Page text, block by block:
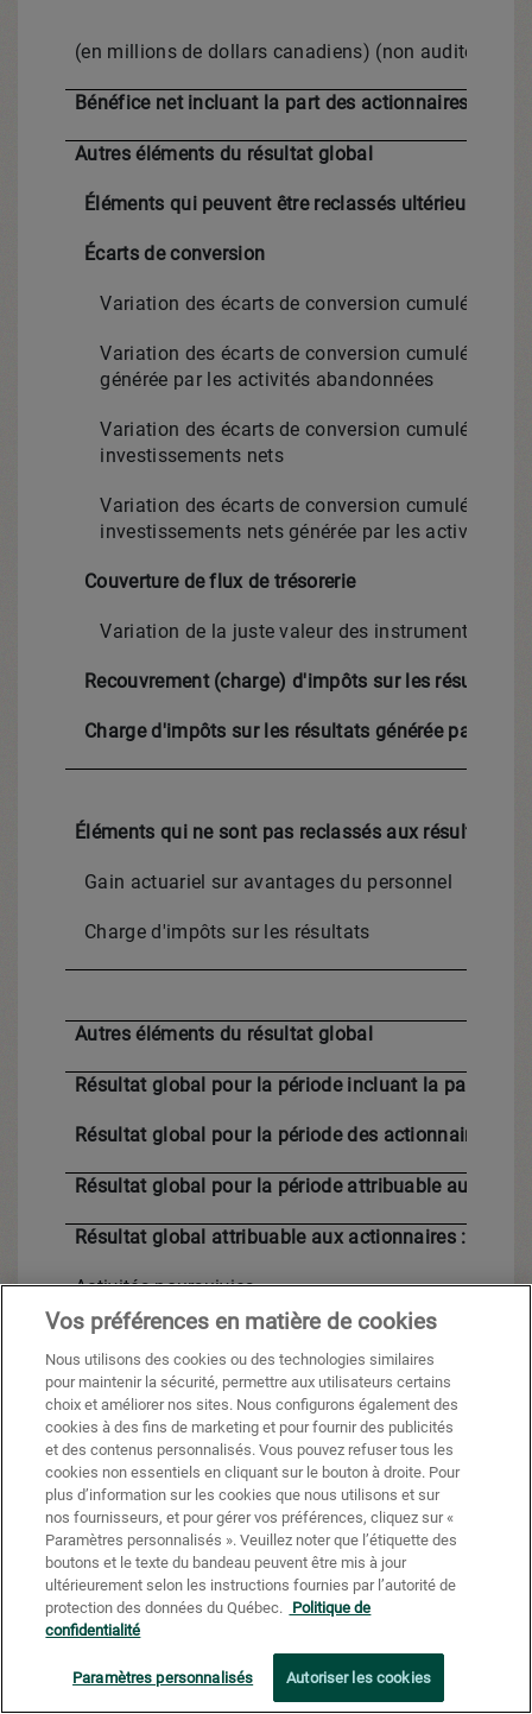
(en millions de dollars canadiens) (non audités)
Bénéfice net incluant la part des actionnaires sans
Autres éléments du résultat global
Éléments qui peuvent être reclassés
Écarts de conversion
Variation des écarts de conversion cumulés des
Variation des écarts de conversion cumulés des
générée par les activités abandonnées
Variation des écarts de conversion cumulés
investissements nets
Variation des écarts de conversion cumulés
investissements nets générée par les activités
Couverture de flux de trésorerie
Variation de la juste valeur des instruments
Recouvrement (charge) d'impôts sur les résultats
Charge d'impôts sur les résultats générée par les
Éléments qui ne sont pas reclassés aux résultats
Gain actuariel sur avantages du personnel
Charge d'impôts sur les résultats
Autres éléments du résultat global
Résultat global pour la période incluant la part des
Résultat global pour la période des actionnaires
Résultat global pour la période attribuable aux
Résultat global attribuable aux actionnaires :
Activités poursuivies
Activités abandonnées
Résultat global
ÉTATS CONSOLIDÉS DES CAPITAUX
PROPRES
(en millions de dollars canadiens) (non audités)
Vos préférences en matière de cookies
Nous utilisons des cookies ou des technologies similaires
pour maintenir la sécurité, permettre aux utilisateurs certains
choix et améliorer nos sites. Nous configurons également des
cookies à des fins de marketing et pour fournir des publicités
et des contenus personnalisés. Vous pouvez refuser tous les
cookies non essentiels en cliquant sur le bouton à droite. Pour
plus d’information sur les cookies que nous utilisons et sur
nos fournisseurs, et pour gérer vos préférences, cliquez sur «
Paramètres personnalisés ». Veuillez noter que l’étiquette des
boutons et le texte du bandeau peuvent être mis à jour
ultérieurement selon les instructions fournies par l’autorité de
protection des données du Québec. Politique de
confidentialité
Paramètres personnalisés Autoriser les cookies